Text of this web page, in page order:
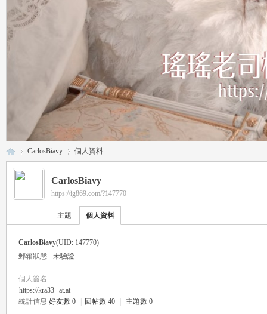
›
CarlosBiavy 個人資料
CarlosBiavy
https://ig869.com/?147770
主題 個人資料
CarlosBiavy(UID: 147770)
郵箱狀態
未驗證
個人簽名
https://kra33--at.at
統計信息 好友數 0 回帖數 40 主題數 0